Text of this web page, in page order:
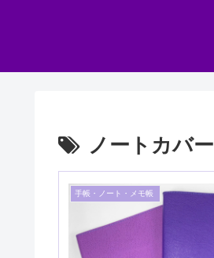
ノートカバー
手帳・ノート・メモ帳 ​